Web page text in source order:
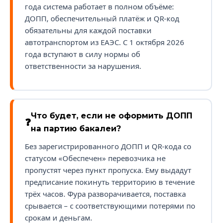
года система работает в полном объёме:
ДОПП, обеспечительный платёж и QR-код
обязательны для каждой поставки
автотранспортом из ЕАЭС. С 1 октября 2026
года вступают в силу нормы об
ответственности за нарушения.
Что будет, если не оформить ДОПП
на партию бакалеи?
Без зарегистрированного ДОПП и QR-кода со
статусом «Обеспечен» перевозчика не
пропустят через пункт пропуска. Ему выдадут
предписание покинуть территорию в течение
трёх часов. Фура разворачивается, поставка
срывается – с соответствующими потерями по
срокам и деньгам.